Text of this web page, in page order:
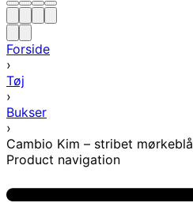
Forside
›
Tøj
›
Bukser
›
Cambio Kim – stribet mørkeblå
Product navigation